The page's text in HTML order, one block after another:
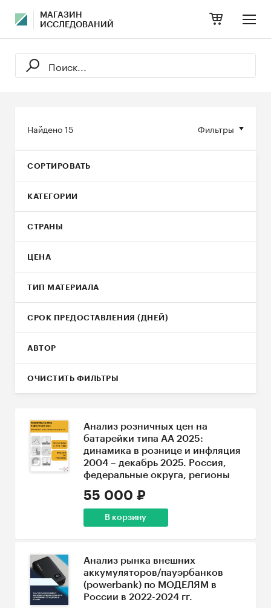
МАГАЗИН
ИССЛЕДОВАНИЙ
Фильтры
Найдено15
СОРТИРОВАТЬ
КАТЕГОРИИ
СТРАНЫ
ЦЕНА
ТИП МАТЕРИАЛА
СРОК ПРЕДОСТАВЛЕНИЯ (ДНЕЙ)
АВТОР
ОЧИСТИТЬ ФИЛЬТРЫ
Анализ розничных цен на
батарейки типа АА 2025:
динамика в рознице и инфляция
2004 – декабрь 2025. Россия,
федеральные округа, регионы
55 000 ₽
В корзину
Анализ рынка внешних
аккумуляторов/пауэрбанков
(powerbank) по МОДЕЛЯМ в
России в 2022-2024 гг.